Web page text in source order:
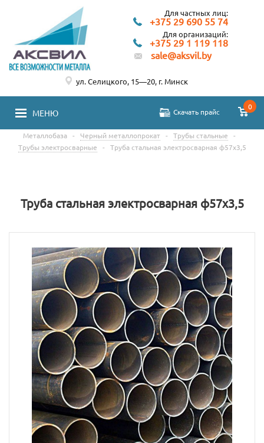
Для частных лиц:
+375 29 690 55 74
Для организаций:
+375 29 1 119 118
sale@aksvil.by
МЕНЮ Скачать прайс
0
ул. Селицкого, 15—20, г. Минск
Металлобаза - Черный металлопрокат - Трубы стальные
-
Трубы электросварные
- Труба стальная электросварная ф57х3,5
Труба стальная электросварная ф57х3,5